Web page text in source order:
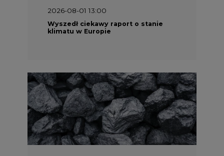
2026-08-01 13:00
Wyszedł ciekawy raport o stanie
klimatu w Europie